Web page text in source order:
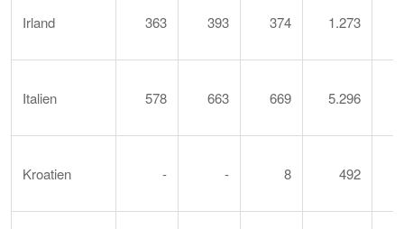
Irland 363 393 374 1.273
Italien 578 663 669 5.296
Kroatien - - 8 492